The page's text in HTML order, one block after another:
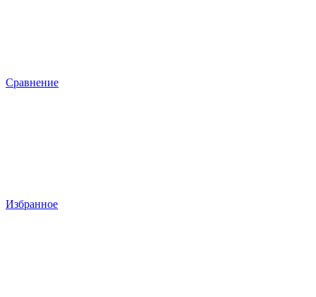
Сравнение
Избранное